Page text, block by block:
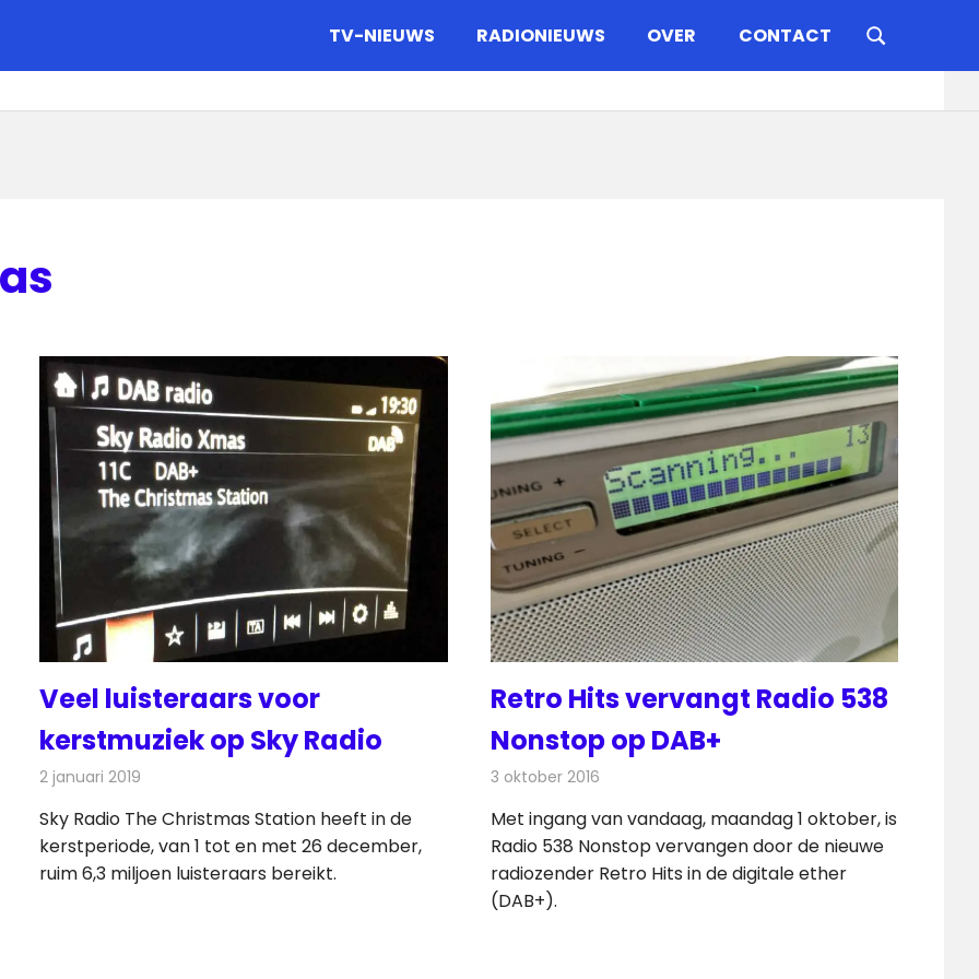
TV-NIEUWS RADIONIEUWS OVER CONTACT
Veel luisteraars voor
kerstmuziek op Sky Radio
2 januari 2019
Sky Radio The Christmas Station heeft in de
kerstperiode, van 1 tot en met 26 december,
ruim 6,3 miljoen luisteraars bereikt.
Retro Hits vervangt Radio 538
Nonstop op DAB+
3 oktober 2016
Met ingang van vandaag, maandag 1 oktober, is
Radio 538 Nonstop vervangen door de nieuwe
radiozender Retro Hits in de digitale ether
(DAB+).